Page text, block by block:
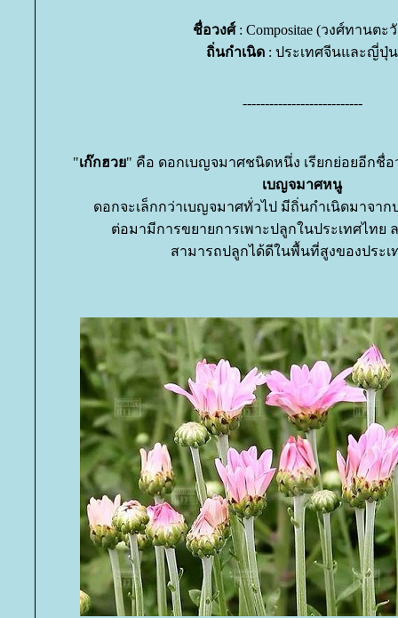
ชื่อวงศ์: Compositae (วงศ์ทานตะ
ถิ่นกำเนิด : ประเทศจีนและญี่ปุ่น
---------------------------
"เก๊กฮว" คือ ดอกเบญจมาศชนิดหนึ่ง เรียกย่อยอีกชื่
เบญจมาศหนู
ดอกจะเล็กกว่าเบญจมาศทั่วไป มีถิ่นกำเนิดมาจา
ต่อมามีการขยายการเพาะปลูกในประเทศไทย
สามารถปลูกได้ดีในพื้นที่สูงของประ